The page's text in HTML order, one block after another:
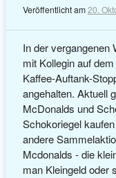
Veröffentlicht am20.
In der vergangenen
mit Kollegin auf
Kaffee-Auftank-
angehalten. Aktuell
McDonalds und
Schokoriegel
andere
Mcdonalds - die
man Kleingeld oder